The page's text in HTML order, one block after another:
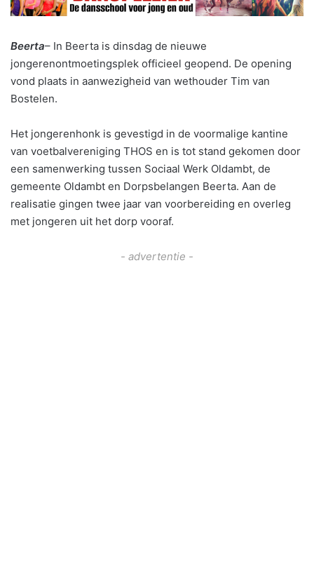
Beerta– In Beerta is dinsdag de nieuwe
jongerenontmoetingsplek officieel geopend. De opening
vond plaats in aanwezigheid van wethouder Tim van
Bostelen.
Het jongerenhonk is gevestigd in de voormalige kantine
van voetbalvereniging THOS en is tot stand gekomen door
een samenwerking tussen Sociaal Werk Oldambt, de
gemeente Oldambt en Dorpsbelangen Beerta. Aan de
realisatie gingen twee jaar van voorbereiding en overleg
met jongeren uit het dorp vooraf.
- advertentie -